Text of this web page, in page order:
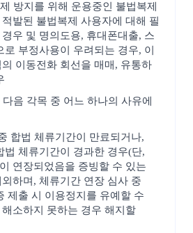
방지를 위해 운용중인 불법복제
발된 불법복제 사용자에 대해 필
우 및 명의도용, 휴대폰대출, 스
부정사용이 우려되는 경우, 이
이동전화 회선을 매매, 유통하
음 각목 중 어느 하나의 사유에
합법 체류기간이 만료되거나,
법 체류기간이 경과한 경우(단,
연장되었음을 증빙할 수 있는
하며, 체류기간 연장 심사 중
제출 시 이용정지를 유예할 수
소하지 못하는 경우 해지할